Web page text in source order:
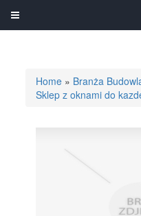
Home » Branża
Sklep z oknami do